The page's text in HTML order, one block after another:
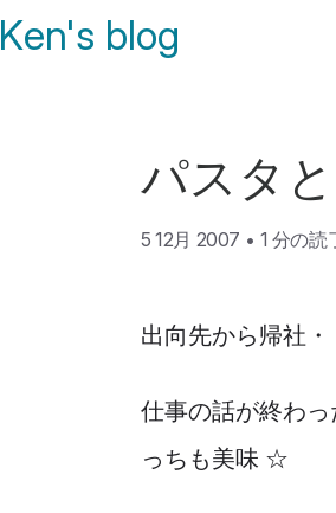
Ken's blog
パスタ
5 12月 2007 • 1 分の読
出向先から帰社・
仕事の話が終わ
っちも美味 ☆